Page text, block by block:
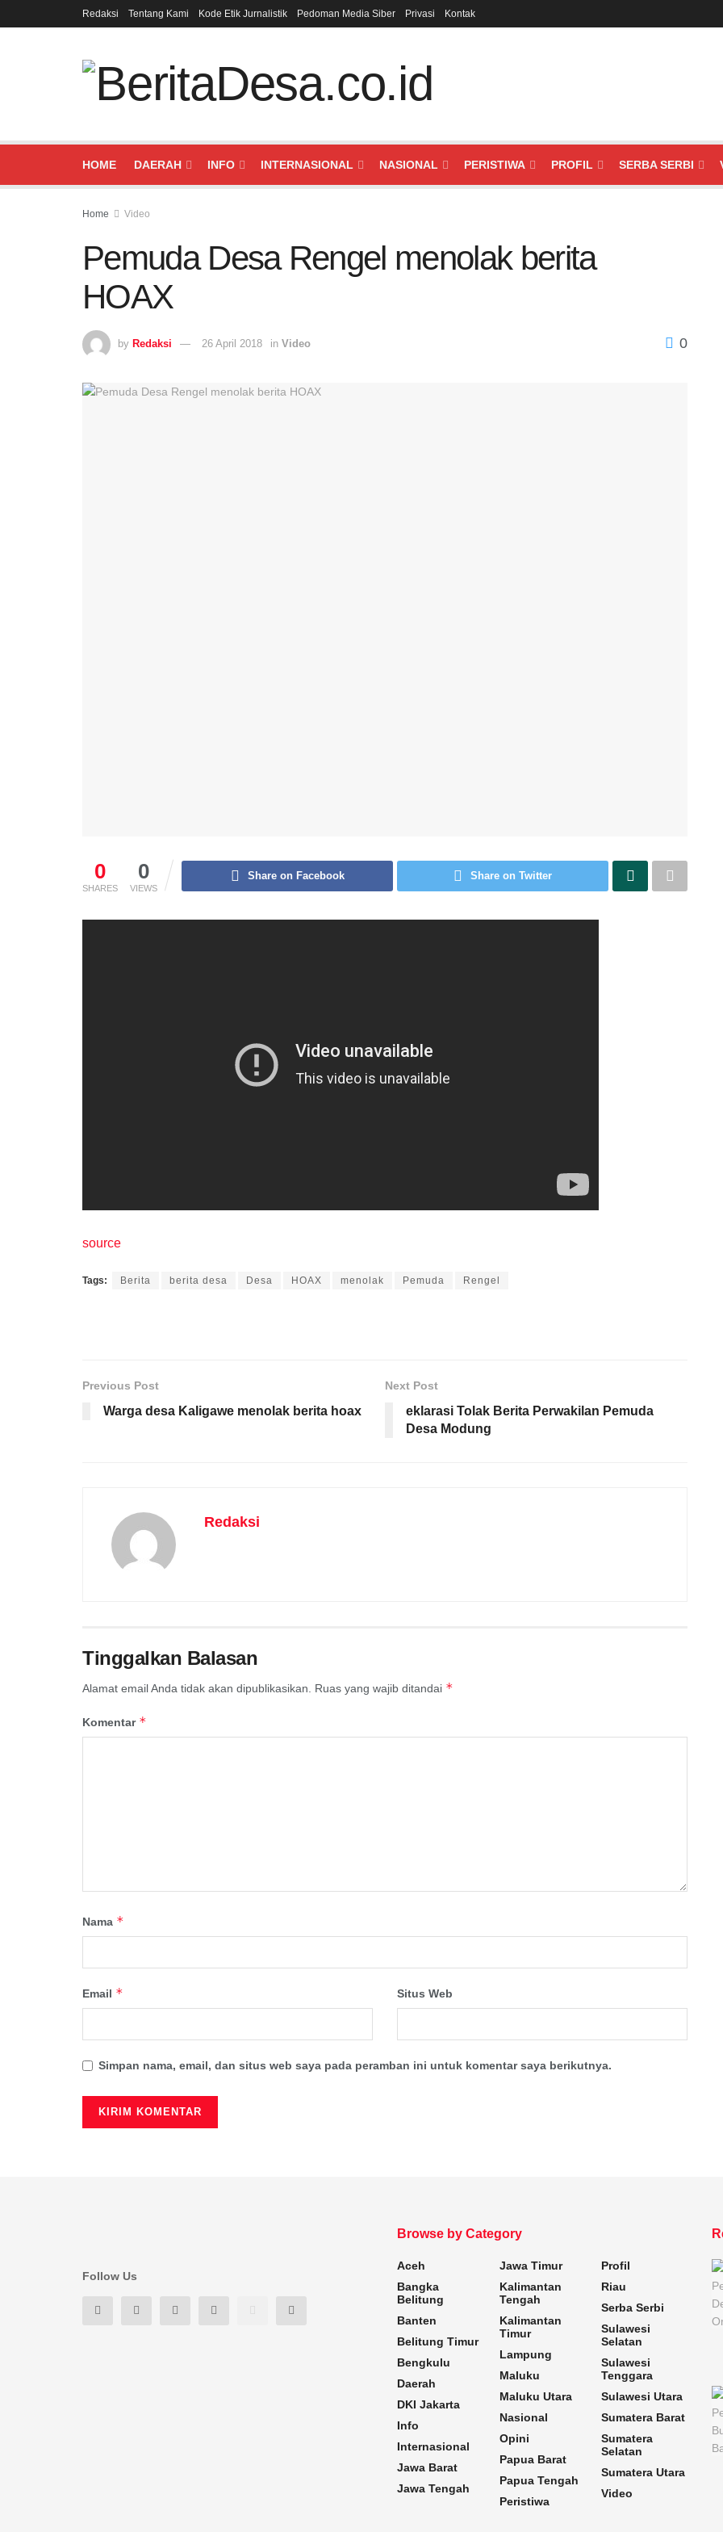
Redaksi Tentang Kami Kode Etik Jurnalistik Pedoman Media Siber Privasi Kontak
HOME DAERAH INFO INTERNASIONAL NASIONAL PERISTIWA PROFIL SERBA SERBI
Home Video
Pemuda Desa Rengel menolak berita
HOAX
by Redaksi 26 April 2018 in Video 0
0
SHARES
0
VIEWS
Share on Facebook Share on Twitter
source
Tags: Berita berita desa Desa HOAX menolak Pemuda Rengel
Previous Post
Warga desa Kaligawe menolak berita hoax
Next Post
eklarasi Tolak Berita Perwakilan Pemuda
Desa Modung
Redaksi
Tinggalkan Balasan
Alamat email Anda tidak akan dipublikasikan. Ruas yang wajib ditandai *
Komentar *
Nama *
Email * Situs Web
Simpan nama, email, dan situs web saya pada peramban ini untuk komentar saya berikutnya.
Follow Us
Browse by Category
Aceh
Bangka
Belitung
Banten
Belitung Timur
Bengkulu
Daerah
DKI Jakarta
Info
Internasional
Jawa Barat
Jawa Tengah
Jawa Timur
Kalimantan
Tengah
Kalimantan
Timur
Lampung
Maluku
Maluku Utara
Nasional
Opini
Papua Barat
Papua Tengah
Peristiwa
Profil
Riau
Serba Serbi
Sulawesi
Selatan
Sulawesi
Tenggara
Sulawesi Utara
Sumatera Barat
Sumatera
Selatan
Sumatera Utara
Video